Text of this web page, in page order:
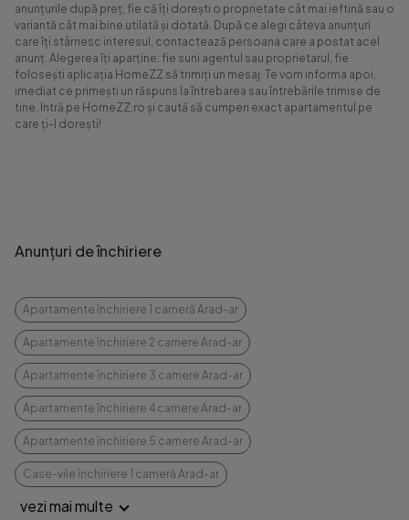
anunțurile după preț, fie că îți dorești o proprietate cât mai ieftină sau o
variantă cât mai bine utilată și dotată. După ce alegi câteva anunțuri
care îți stârnesc interesul, contactează persoana care a postat acel
anunț. Alegerea îți aparține: fie suni agentul sau proprietarul, fie
folosești aplicația HomeZZ să trimiți un mesaj. Te vom informa apoi,
imediat ce primești un răspuns la întrebarea sau întrebările trimise de
tine. Intră pe HomeZZ.ro și caută să cumperi exact apartamentul pe
care ți-l dorești!
Anunțuri de închiriere
Apartamente închiriere 1 cameră Arad-ar
Apartamente închiriere 2 camere Arad-ar
Apartamente închiriere 3 camere Arad-ar
Apartamente închiriere 4 camere Arad-ar
Apartamente închiriere 5 camere Arad-ar
Case-vile închiriere 1 cameră Arad-ar
vezi mai multe